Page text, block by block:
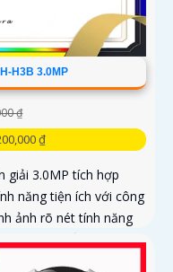
H3B 3.0MP
₫
₫
giải 3.0MP tích hợp
năng tiện ích với công
ảnh rõ nét tính năng
và chuyển động
ban đêm sắc nét dù